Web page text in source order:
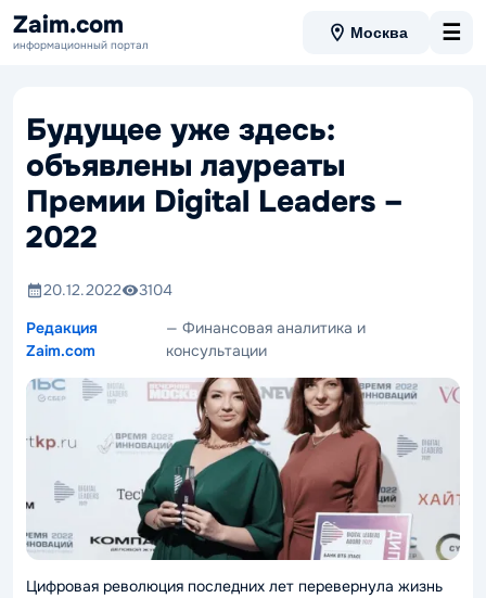
Zaim.com
информационный портал
Москва ☰
Будущее уже здесь:
объявлены лауреаты
Премии Digital Leaders –
2022
20.12.2022
3104
Редакция
Zaim.com
— Финансовая аналитика и
консультации
Цифровая революция последних лет перевернула жизнь